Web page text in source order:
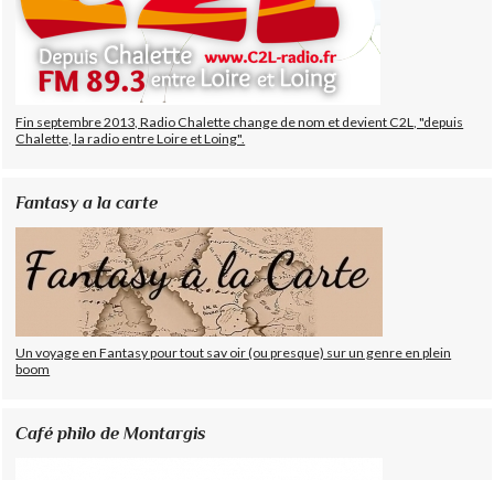
Fin septembre 2013, Radio Chalette change de nom et devient C2L, "depuis
Chalette, la radio entre Loire et Loing".
Fantasy a la carte
Un voyage en Fantasy pour tout sav oir (ou presque) sur un genre en plein
boom
Café philo de Montargis